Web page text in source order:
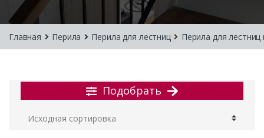
Главная Перила Перила для лестниц Перила для лестниц
Подобрать